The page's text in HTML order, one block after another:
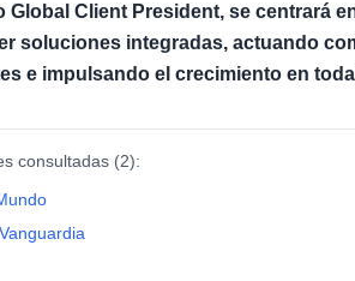
Global Client President, se centrará
soluciones integradas, actuando
e impulsando el crecimiento en
consultadas (2):